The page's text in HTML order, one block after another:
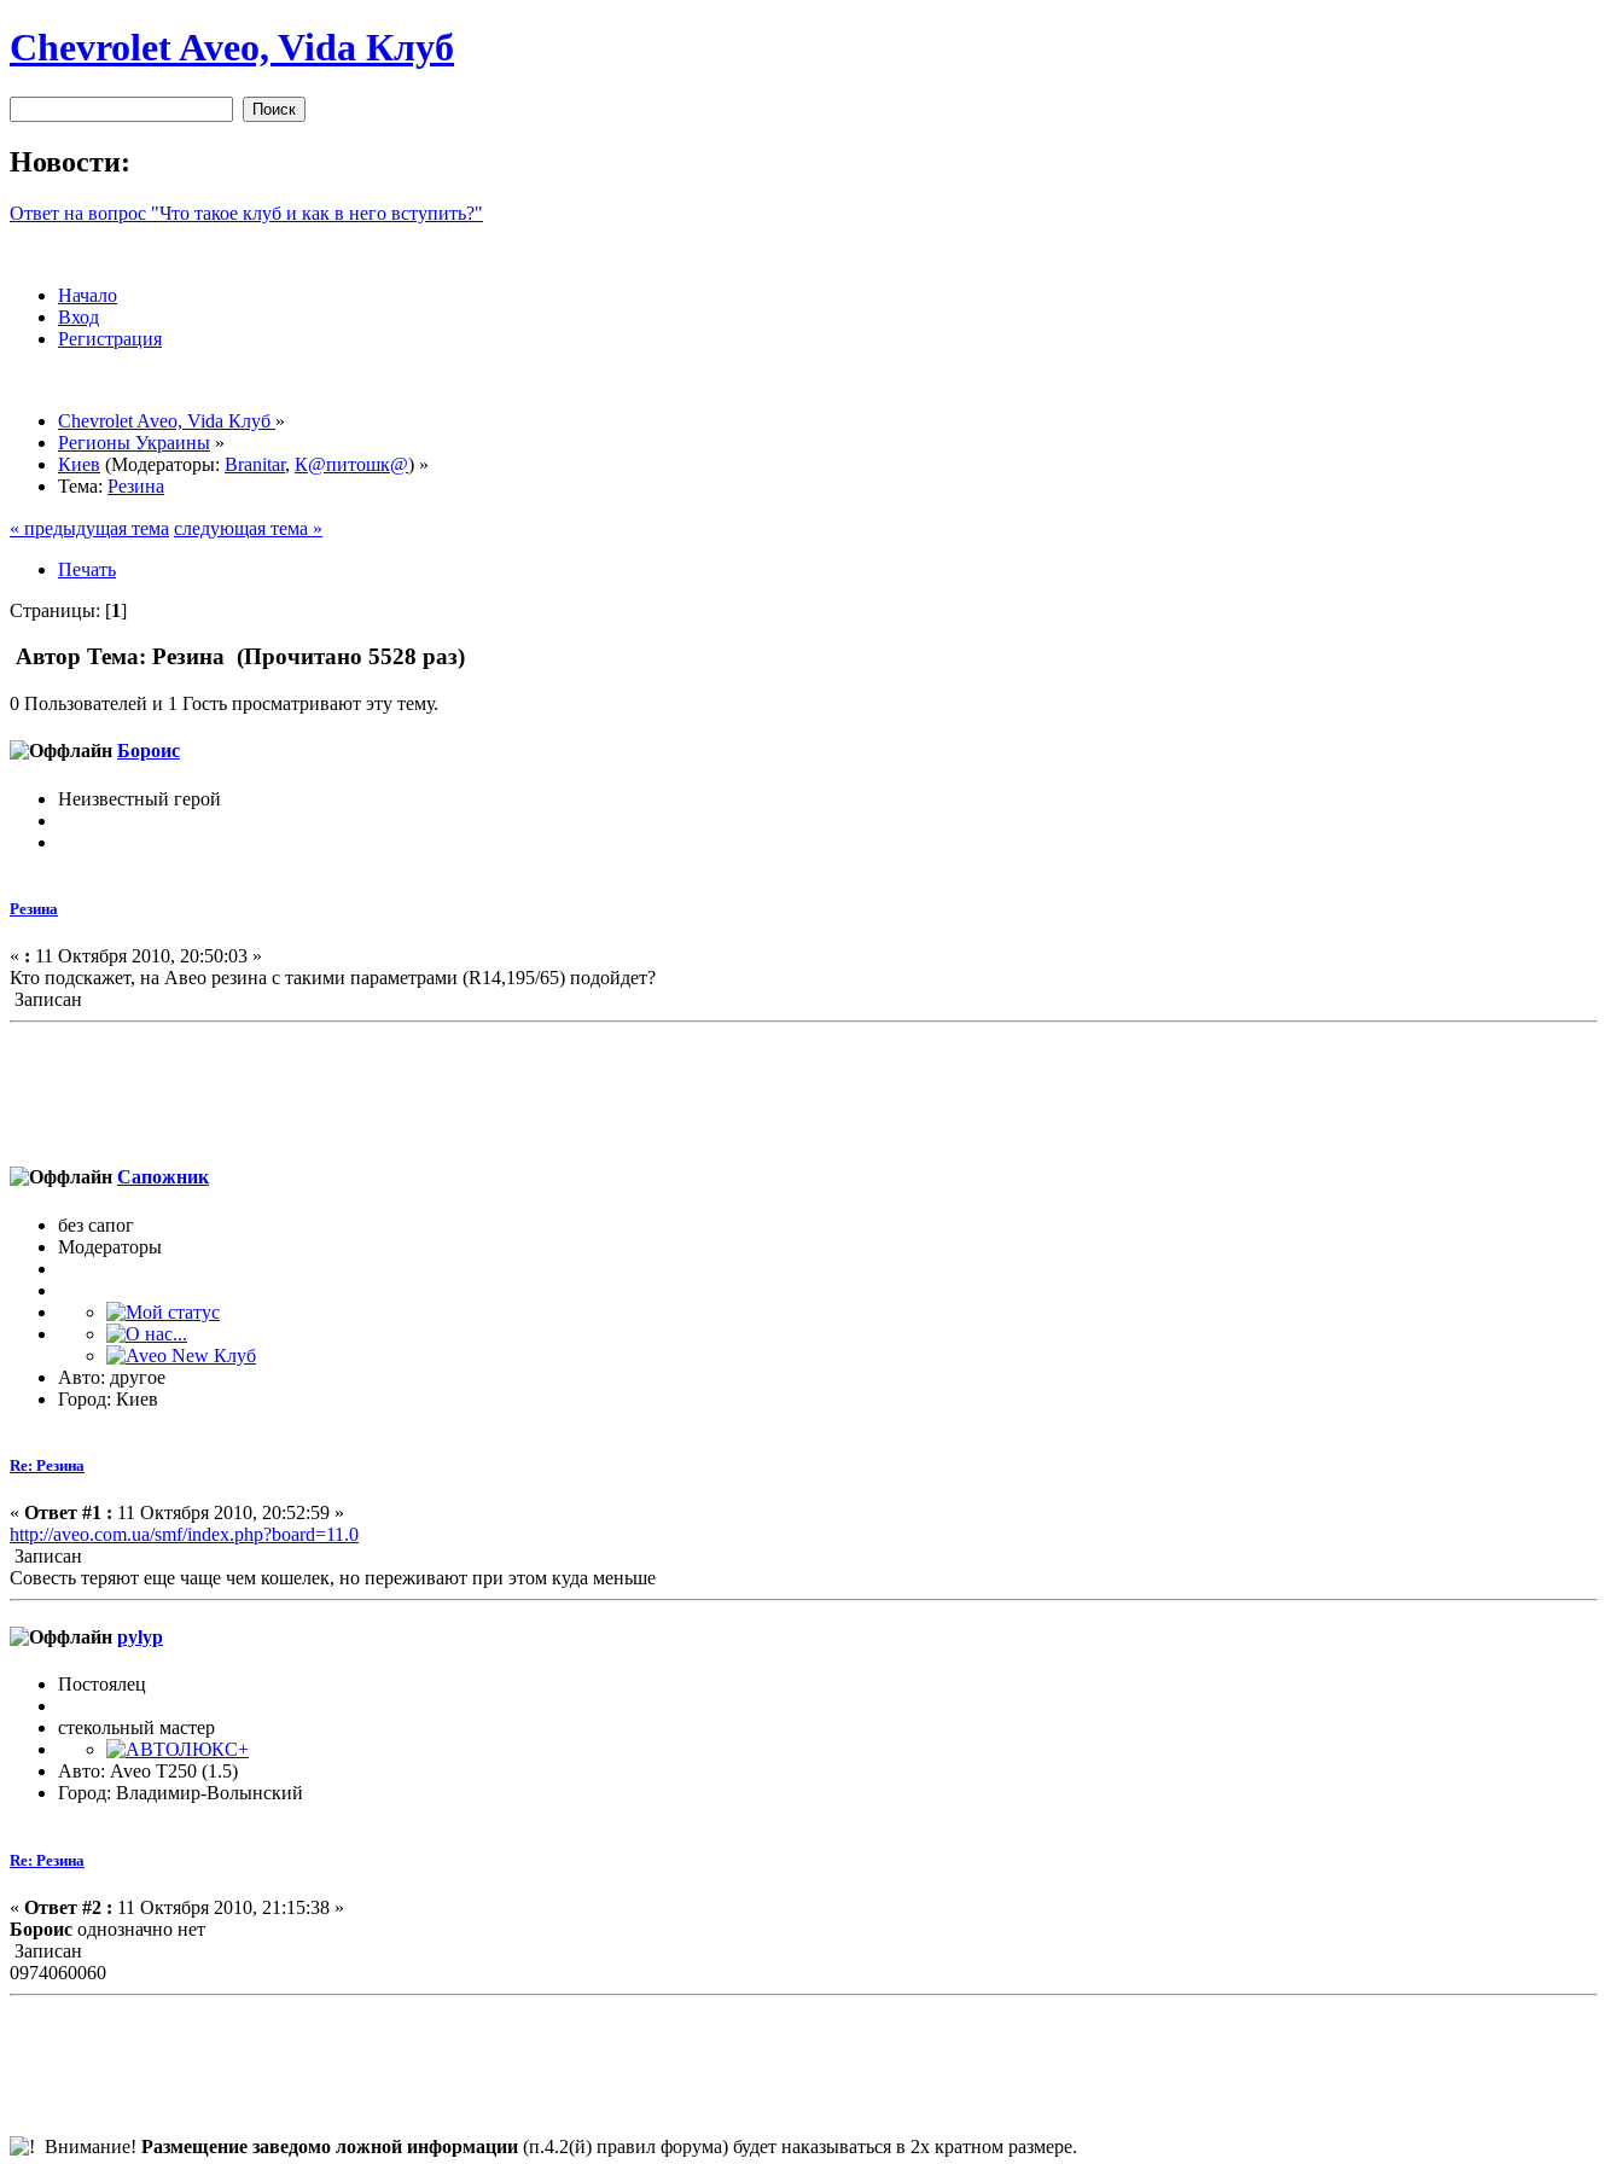
Chevrolet Aveo, Vida Клуб
Новости:
Ответ на вопрос "Что такое клуб и как в него вступить?"
Начало
Вход
Регистрация
Chevrolet Aveo, Vida Клуб »
Регионы Украины »
Киев (Модераторы: Branitar, К@питошк@) »
Тема: Резина
« предыдущая тема следующая тема »
Печать
Страницы: [1]
Автор Тема: Резина (Прочитано 5528 раз)
0 Пользователей и 1 Гость просматривают эту тему.
Бороис
Неизвестный герой
Резина
« : 11 Октября 2010, 20:50:03 »
Кто подскажет, на Авео резина с такими параметрами (R14,195/65) подойдет?
Записан
Сапожник
без сапог
Модераторы
Авто: другое
Город: Киев
Re: Резина
« Ответ #1 : 11 Октября 2010, 20:52:59 »
http://aveo.com.ua/smf/index.php?board=11.0
Записан
Совесть теряют еще чаще чем кошелек, но переживают при этом куда меньше
pylyp
Постоялец
стекольный мастер
Авто: Aveo T250 (1.5)
Город: Владимир-Волынский
Re: Резина
« Ответ #2 : 11 Октября 2010, 21:15:38 »
Бороис однозначно нет
Записан
0974060060
Внимание! Размещение заведомо ложной информации (п.4.2(й) правил форума) будет наказываться в 2х кратном размере.